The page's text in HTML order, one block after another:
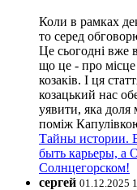
Коли в рамках
то серед
Це сьогодні вже
що це - про
козаків. І ця
козацький нас
уявити, яка доля
поміж
Тайны истории.
быть карьеры, а
Солнцегорском!
сергей 01.12.2025